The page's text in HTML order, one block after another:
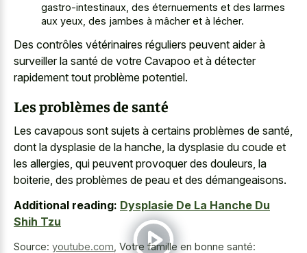
gastro-intestinaux, des éternuements et des larmes
aux yeux, des jambes à mâcher et à lécher.
Des contrôles vétérinaires réguliers peuvent aider à
surveiller la santé de votre Cavapoo et à détecter
rapidement tout problème potentiel.
Les problèmes de santé
Les cavapous sont sujets à certains problèmes de santé,
dont la dysplasie de la hanche, la dysplasie du coude et
les allergies, qui peuvent provoquer des douleurs, la
boiterie, des problèmes de peau et des démangeaisons.
Additional reading: Dysplasie De La Hanche Du
Shih Tzu
Source: youtube.com Votre famille en bonne santé: